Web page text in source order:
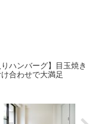
りハンバーグ】目玉焼き
合わせで大満足